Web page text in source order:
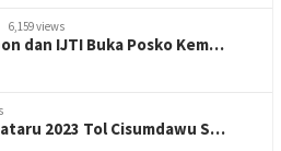
6,159 views
dan IJTI Buka Posko Kem…
2023 Tol Cisumdawu S…